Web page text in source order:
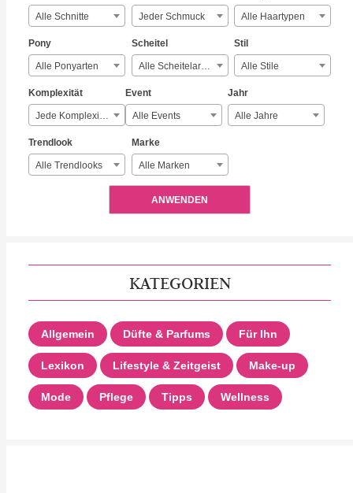
Alle Schnitte Jeder Schmuck Alle Haartypen
Pony
Alle Ponyarten
Scheitel
Alle Scheitelarten
Stil
Alle Stile
Komplexität
Jede Komplexität
Event
Alle Events
Jahr
Alle Jahre
Trendlook
Alle Trendlooks
Marke
Alle Marken
ANWENDEN
KATEGORIEN
Allgemein Düfte & Parfums Für Ihn
Lexikon Lifestyle & Zeitgeist Make-up
Mode Pflege Tipps Wellness